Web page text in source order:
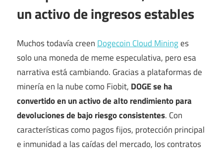
un activo de ingresos estables
Muchos todavía creen Dogecoin Cloud Mininges
solo una moneda de meme especulativa, pero esa
narrativa está cambiando. Gracias a plataformas de
minería en la nube como Fiobit, DOGE se ha
convertido en un activo de alto rendimiento para
devoluciones de bajo riesgo consistentes. Con
características como pagos fijos, protección principal
e inmunidad a las caídas del mercado, los contratos